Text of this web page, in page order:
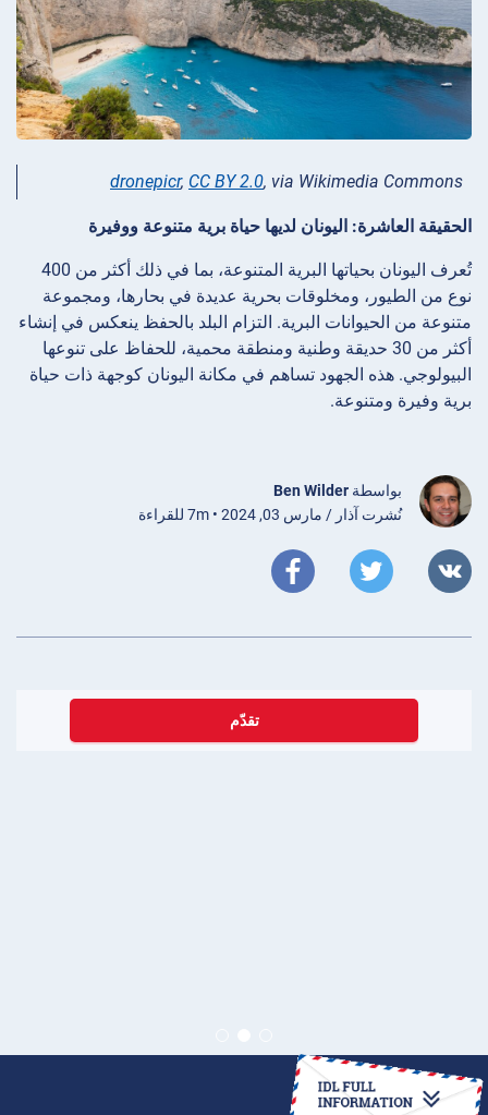
dronepicr, CC BY 2.0, via Wikimedia Commons
الحقيقة العاشرة: اليونان لديها حياة برية متنوعة ووفيرة
تُعرف اليونان بحياتها البرية المتنوعة، بما في ذلك أكثر من 400
نوع من الطيور، ومخلوقات بحرية عديدة في بحارها، ومجموعة
متنوعة من الحيوانات البرية. التزام البلد بالحفظ ينعكس في إنشاء
أكثر من 30 حديقة وطنية ومنطقة محمية، للحفاظ على تنوعها
البيولوجي. هذه الجهود تساهم في مكانة اليونان كوجهة ذات حياة
برية وفيرة ومتنوعة.
بواسطة Ben Wilder
نُشرت آذار / مارس 03, 2024 • 7m للقراءة
تقدّم
كيف